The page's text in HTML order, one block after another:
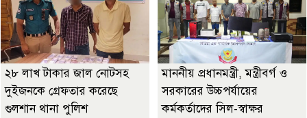
২৮ লাখ টাকার জাল নোটসহ
দুইজনকে গ্রেফতার করেছে
গুলশান থানা পুলিশ
মাননীয় প্রধানমন্ত্রী, মন্ত্রীবর্গ ও
সরকারের উচ্চপর্যায়ের
কর্মকর্তাদের সিল-স্বাক্ষর